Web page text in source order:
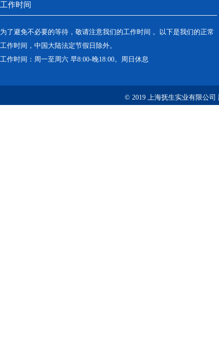
工作时间
为了避免不必要的等待，敬请注意我们的工作时间 。以下是我们的正常
工作时间，中国大陆法定节假日除外。
工作时间：周一至周六 早8:00-晚18:00。周日休息
© 2019 上海抚生实业有限公司